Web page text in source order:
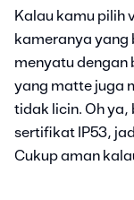
Kalau kamu pilih
kameranya
menyatu dengan
yang matte juga
tidak licin. Oh ya,
sertifikat IP53,
Cukup aman